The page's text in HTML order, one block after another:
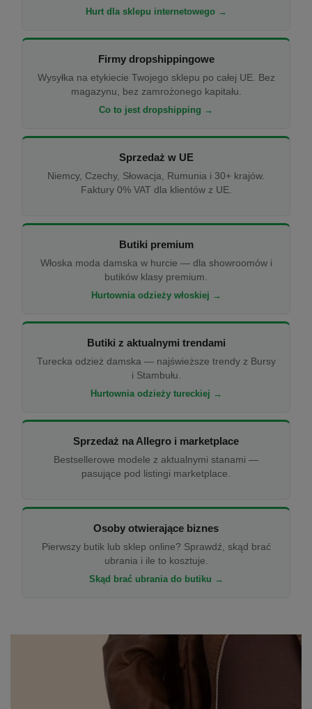
Hurt dla sklepu internetowego →
Firmy dropshippingowe
Wysyłka na etykiecie Twojego sklepu po całej UE. Bez
magazynu, bez zamrożonego kapitału.
Co to jest dropshipping →
Sprzedaż w UE
Niemcy, Czechy, Słowacja, Rumunia i 30+ krajów.
Faktury 0% VAT dla klientów z UE.
Butiki premium
Włoska moda damska w hurcie — dla showroomów i
butików klasy premium.
Hurtownia odzieży włoskiej →
Butiki z aktualnymi trendami
Turecka odzież damska — najświeższe trendy z Bursy
i Stambułu.
Hurtownia odzieży tureckiej →
Sprzedaż na Allegro i marketplace
Bestsellerowe modele z aktualnymi stanami —
pasujące pod listingi marketplace.
Osoby otwierające biznes
Pierwszy butik lub sklep online? Sprawdź, skąd brać
ubrania i ile to kosztuje.
Skąd brać ubrania do butiku →